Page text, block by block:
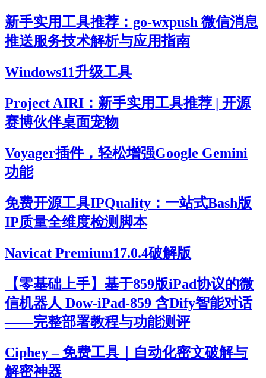
新手实用工具推荐：go-wxpush 微信消息
推送服务技术解析与应用指南
Windows11升级工具
Project AIRI：新手实用工具推荐 | 开源
赛博伙伴桌面宠物
Voyager插件，轻松增强Google Gemini
功能
免费开源工具IPQuality：一站式Bash版
IP质量全维度检测脚本
Navicat Premium17.0.4破解版
【零基础上手】基于859版iPad协议的微
信机器人 Dow-iPad-859 含Dify智能对话
——完整部署教程与功能测评
Ciphey – 免费工具｜自动化密文破解与
解密神器